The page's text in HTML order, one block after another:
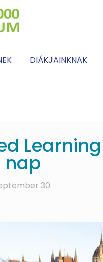
DIÁKJAINKNAK
nap
30.